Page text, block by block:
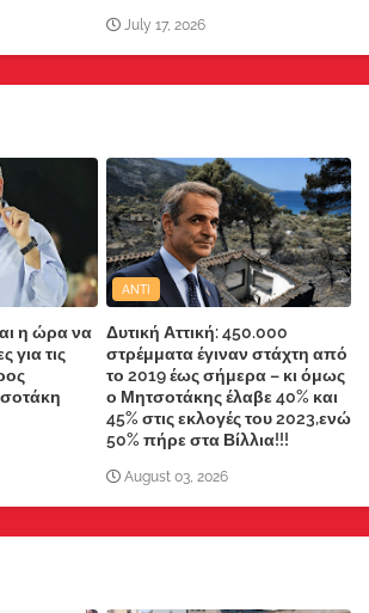
July 17, 2026
η ώρα να
για τις
ANTI
Δυτική Αττική: 450.000
στρέμματα έγιναν στάχτη από
το 2019 έως σήμερα – κι όμως
ο Μητσοτάκης έλαβε 40% και
45% στις εκλογές του 2023,ενώ
50% πήρε στα Βίλλια!!!
August 03, 2026